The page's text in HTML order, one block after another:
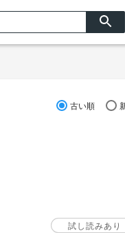
古い順
試し読みあり